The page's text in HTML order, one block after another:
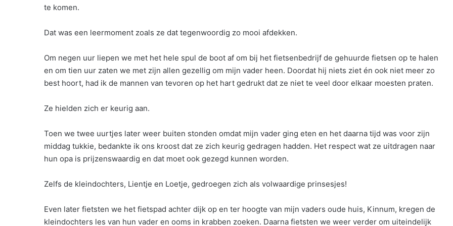
te komen.
Dat was een leermoment zoals ze dat tegenwoordig zo mooi afdekken.
Om negen uur liepen we met het hele spul de boot af om bij het fietsenbedrijf de gehuurde fietsen op te halen
en om tien uur zaten we met zijn allen gezellig om mijn vader heen. Doordat hij niets ziet én ook niet meer zo
best hoort, had ik de mannen van tevoren op het hart gedrukt dat ze niet te veel door elkaar moesten praten.
Ze hielden zich er keurig aan.
Toen we twee uurtjes later weer buiten stonden omdat mijn vader ging eten en het daarna tijd was voor zijn
middag tukkie, bedankte ik ons kroost dat ze zich keurig gedragen hadden. Het respect wat ze uitdragen naar
hun opa is prijzenswaardig en dat moet ook gezegd kunnen worden.
Zelfs de kleindochters, Lientje en Loetje, gedroegen zich als volwaardige prinsesjes!
Even later fietsten we het fietspad achter dijk op en ter hoogte van mijn vaders oude huis, Kinnum, kregen de
kleindochters les van hun vader en ooms in krabben zoeken. Daarna fietsten we weer verder om uiteindelijk